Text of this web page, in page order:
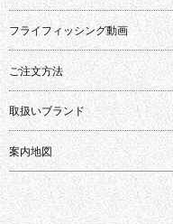
フライフィッシング動画
ご注文方法
取扱いブランド
案内地図